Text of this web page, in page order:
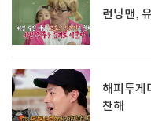
런닝맨,
해피투게
찬해